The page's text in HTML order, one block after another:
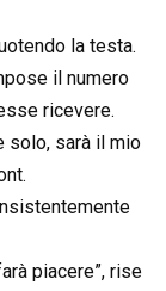
la testa.
il numero
ricevere.
solo, sarà il mio
piacere”, rise